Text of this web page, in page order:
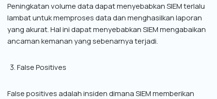
Peningkatan volume data dapat menyebabkan SIEM terlalu
lambat untuk memproses data dan menghasilkan laporan
yang akurat. Hal ini dapat menyebabkan SIEM mengabaikan
ancaman kemanan yang sebenarnya terjadi.
False Positives
False positives adalah insiden dimana SIEM memberikan